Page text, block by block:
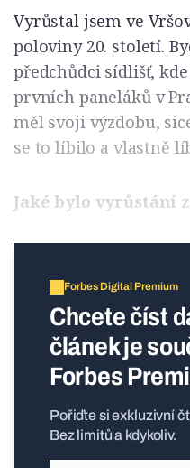
Vyrůstal jsem ve
poloviny 20. století.
předchůdci sídlišť,
prvních paneláků v
měl svoji výzdobu,
se to líbilo a vlastně
Jaké bylo vyrůstání
Forbes Digital Premium
Chcete číst
článek je
Forbes
Pořiďte si exkluzivní
Bez limitů a kdykoliv.